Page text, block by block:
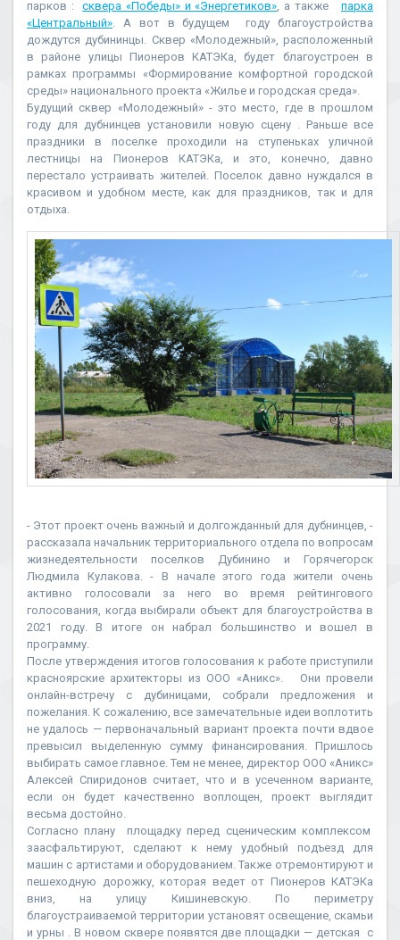
парков :сквера «Победы» и «Энергетиков», а такжепарка
«Центральный». А вот в будущем году благоустройства
дождутся дубининцы. Сквер «Молодежный», расположенный
в районе улицы Пионеров КАТЭКа, будет благоустроен в
рамках программы «Формирование комфортной городской
среды» национального проекта «Жилье и городская среда».
Будущий сквер «Молодежный» - это место, где в прошлом
году для дубнинцев установили новую сцену . Раньше все
праздники в поселке проходили на ступеньках уличной
лестницы на Пионеров КАТЭКа, и это, конечно, давно
перестало устраивать жителей. Поселок давно нуждался в
красивом и удобном месте, как для праздников, так и для
отдыха.
- Этот проект очень важный и долгожданный для дубнинцев, -
рассказала начальник территориального отдела по вопросам
жизнедеятельности поселков Дубинино и Горячегорск
Людмила Кулакова. - В начале этого года жители очень
активно голосовали за него во время рейтингового
голосования, когда выбирали объект для благоустройства в
2021 году. В итоге он набрал большинство и вошел в
программу.
После утверждения итогов голосования к работе приступили
красноярские архитекторы из ООО «Аникс». Они провели
онлайн-встречу с дубиницами, собрали предложения и
пожелания. К сожалению, все замечательные идеи воплотить
не удалось — первоначальный вариант проекта почти вдвое
превысил выделенную сумму финансирования. Пришлось
выбирать самое главное. Тем не менее, директор ООО «Аникс»
Алексей Спиридонов считает, что и в усеченном варианте,
если он будет качественно воплощен, проект выглядит
весьма достойно.
Согласно плану площадку перед сценическим комплексом
заасфальтируют, сделают к нему удобный подъезд для
машин с артистами и оборудованием. Также отремонтируют и
пешеходную дорожку, которая ведет от Пионеров КАТЭКа
вниз, на улицу Кишиневскую. По периметру
благоустраиваемой территории установят освещение, скамьи
и урны . В новом сквере появятся две площадки — детская с